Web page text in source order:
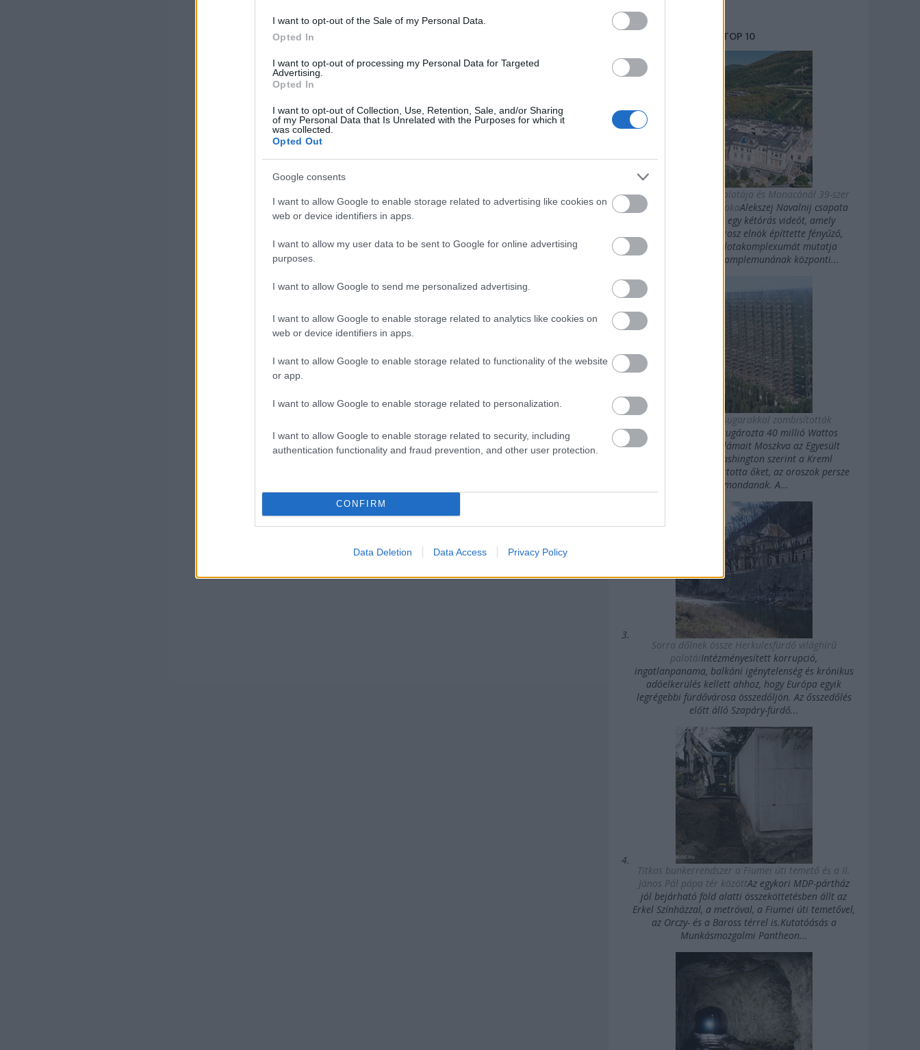
I want to opt-out of the Sale of my Personal Data.
Opted In
I want to opt-out of processing my Personal Data for Targeted
Advertising.
Opted In
I want to opt-out of Collection, Use, Retention, Sale, and/or Sharing
of my Personal Data that Is Unrelated with the Purposes for which it
was collected.
Opted Out
Google consents
I want to allow Google to enable storage related to advertising like cookies on
web or device identifiers in apps.
I want to allow my user data to be sent to Google for online advertising
purposes.
I want to allow Google to send me personalized advertising.
I want to allow Google to enable storage related to analytics like cookies on
web or device identifiers in apps.
I want to allow Google to enable storage related to functionality of the website
or app.
I want to allow Google to enable storage related to personalization.
I want to allow Google to enable storage related to security, including
authentication functionality and fraud prevention, and other user protection.
CONFIRM
Data Deletion Data Access Privacy Policy
TOP 10
Putyin titkos luxuspalotája és Monacónál 39-szer
nagyobb magánbirtokaAlekszej Navalnij csapata
kedden közzétett egy kétórás videót, amely
Vlagyimir Putyin orosz elnök építtette fényűző,
Fekete-tengeri palotakomplexumát mutatja
be.Putyin palotakomplemunának központi...
Az oroszok gigasugarakkal zombisították
10 évig sugározta 40 millió Wattos
erősségű rövidhullámait Moszkva az Egyesült
Államok felé. Washington szerint a Kreml
agykontroll alatt tartotta őket, az oroszok persze
mást mondanak. A...
Sorra dőlnek össze Herkulesfürdő világhírű
palotáiIntézményesített korrupció,
ingatlanpanama, balkáni igénytelenség és krónikus
adóelkerülés kellett ahhoz, hogy Európa egyik
legrégebbi fürdővárosa összedőljön. Az ősszedőlés
előtt álló Szapáry-fürdő...
Titkos bunkerrendszer a Fiumei úti temető és a II.
János Pál pápa tér közöttAz egykori MDP-pártház
jól bejárható föld alatti összeköttetésben állt az
Erkel Színházzal, a metróval, a Fiumei úti temetővel,
az Orczy- és a Baross térrel is.Kutatóásás a
Munkásmozgalmi Pantheon...